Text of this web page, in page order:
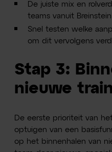
De juiste mix en
teams vanuit
Snel testen welke
om dit vervolgens
Stap 3:
nieuwe
De eerste prioriteit van
optuigen van een
op het binnenhalen van